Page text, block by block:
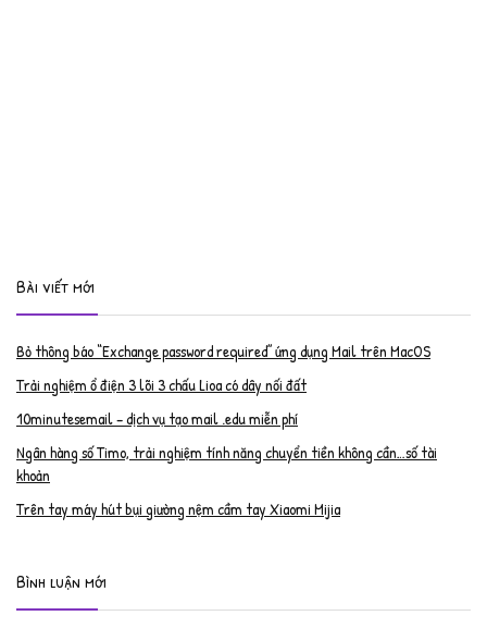
Bài viết mới
Bỏ thông báo “Exchange password required” ứng dụng Mail trên MacOS
Trải nghiệm ổ điện 3 lõi 3 chấu Lioa có dây nối đất
10minutesemail – dịch vụ tạo mail .edu miễn phí
Ngân hàng số Timo, trải nghiệm tính năng chuyển tiền không cần…số tài
khoản
Trên tay máy hút bụi giường nệm cầm tay Xiaomi Mijia
Bình luận mới